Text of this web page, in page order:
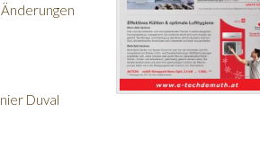
Duval